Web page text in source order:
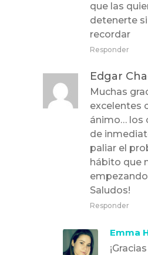
que las
detenerte
recordar
Responder
Edgar
Muchas
excelentes
ánimo… los
de
paliar el
hábito que
Saludos!
Responder
Emma